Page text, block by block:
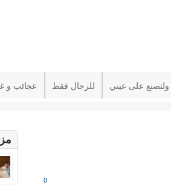
عجائب و للرجال فقط ولتصنع على عيني
0